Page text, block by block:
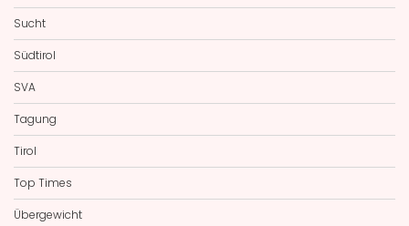
Sucht
Südtirol
SVA
Tagung
Tirol
Top Times
Übergewicht